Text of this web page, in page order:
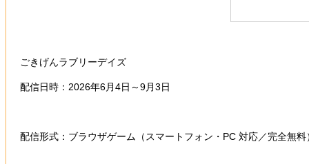
ごきげんラブリーデイズ
配信日時：2026年6月4日～9月3日
配信形式：ブラウザゲーム（スマートフォン・PC 対応／完全無料